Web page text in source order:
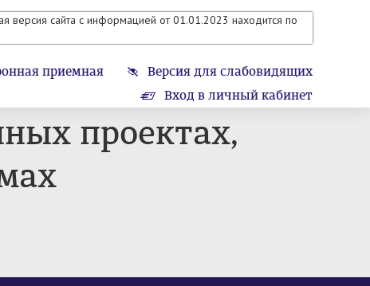
версия сайта с информацией от 01.01.2023 находится по
приемная
Версия для слабовидящих
Вход в личный кабинет
проектах,